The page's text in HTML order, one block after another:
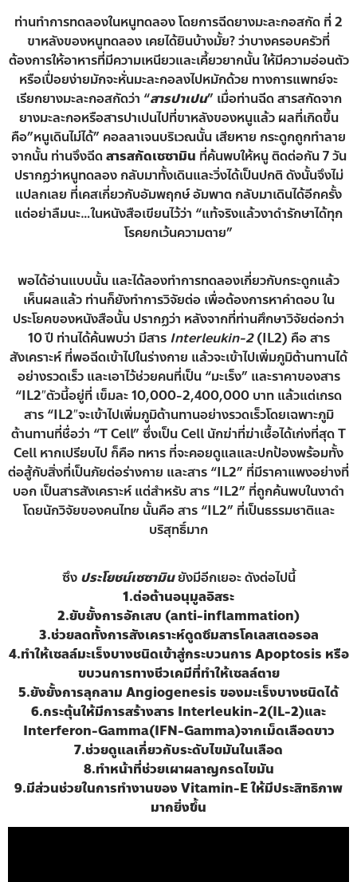
ท่านทำการทดลองในหนูทดลอง โดยการฉีดยางมะละกอสกัด ที่ 2
ขาหลังของหนูทดลอง เคยได้ยินบ้างมั้ย? ว่าบางครอบครัวที่
ต้องการให้อาหารที่มีความเหนียวและเคี้ยวยากนั้น ให้มีความอ่อนตัว
หรือเปื่อยง่ายมักจะหั่นมะละกอลงไปหมักด้วย ทางการแพทย์จะ
เรียกยางมะละกอสกัดว่า “สารปาเปน” เมื่อท่านฉีด สารสกัดจาก
ยางมะละกอหรือสารปาเปนไปที่ขาหลังของหนูแล้ว ผลที่เกิดขึ้น
คือ”หนูเดินไม่ได้” คอลลาเจนบริเวณนั้น เสียหาย กระดูกถูกทำลาย
จากนั้น ท่านจึงฉีดสารสกัดเซซามิน ที่ค้นพบให้หนู ติดต่อกัน 7 วัน
ปรากฏว่าหนูทดลอง กลับมาทั้งเดินและวิ่งได้เป็นปกติ ดังนั้นจึงไม่
แปลกเลย ที่เคสเกี่ยวกับอัมพฤกษ์ อัมพาต กลับมาเดินได้อีกครั้ง
แต่อย่าลืมนะ…ในหนังสือเขียนไว้ว่า “แท้จริงแล้วงาดำรักษาได้ทุก
โรคยกเว้นความตาย”
พอได้อ่านแบบนั้น และได้ลองทำการทดลองเกี่ยวกับกระดูกแล้ว
เห็นผลแล้ว ท่านก็ยังทำการวิจัยต่อ เพื่อต้องการหาคำตอบ ใน
ประโยคของหนังสือนั้น ปรากฏว่า หลังจากที่ท่านศึกษาวิจัยต่อกว่า
10 ปี ท่านได้ค้นพบว่า มีสารInterleukin-2(IL2) คือ สาร
สังเคราะห์ ที่พอฉีดเข้าไปในร่างกาย แล้วจะเข้าไปเพิ่มภูมิต้านทานได้
อย่างรวดเร็ว และเอาไว้ช่วยคนที่เป็น “มะเร็ง” และราคาของสาร
“IL2″ตัวนี้อยู่ที่ เข็มละ 10,000-2,400,000 บาท แล้วแต่เกรด
สาร “IL2″จะเข้าไปเพิ่มภูมิต้านทานอย่างรวดเร็วโดยเฉพาะภูมิ
ต้านทานที่ชื่อว่า “T Cell” ซึ่งเป็น Cell นักฆ่าที่ฆ่าเชื้อได้เก่งที่สุด T
Cell หากเปรียบไป ก็คือ ทหาร ที่จะคอยดูแลและปกป้องพร้อมทั้ง
ต่อสู้กับสิ่งที่เป็นภัยต่อร่างกาย และสาร “IL2” ที่มีราคาแพงอย่างที่
บอก เป็นสารสังเคราะห์ แต่สำหรับ สาร “IL2” ที่ถูกค้นพบในงาดำ
โดยนักวิจัยของคนไทย นั้นคือ สาร “IL2” ที่เป็นธรรมชาติและ
บริสุทธิ์มาก
ซึง ประโยชน์เซซามินยังมีอีกเยอะ ดังต่อไปนี้
1.ต่อต้านอนุมูลอิสระ
2.ยับยั้งการอักเสบ (anti-inflammation)
3.ช่วยลดทั้งการสังเคราะห์ดูดซึมสารโคเลสเตอรอล
4.ทำให้เซลล์มะเร็งบางชนิดเข้าสู่กระบวนการ Apoptosis หรือ
ขบวนการทางชีวเคมีที่ทำให้เซลล์ตาย
5.ยังยั้งการลุกลาม Angiogenesis ของมะเร็งบางชนิดได้
6.กระตุ้นให้มีการสร้างสาร Interleukin-2(IL-2)และ
Interferon-Gamma(IFN-Gamma)จากเม็ดเลือดขาว
7.ช่วยดูแลเกี่ยวกับระดับไขมันในเลือด
8.ทำหน้าที่ช่วยเผาผลาญกรดไขมัน
9.มีส่วนช่วยในการทำงานของ Vitamin-E ให้มีประสิทธิภาพ
มากยิ่งขึ้น